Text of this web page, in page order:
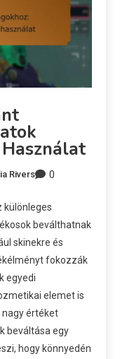
Rivers 0
különleges
beválthatnak
skinekre és
fokozzák
egyedi
elemet is
nagy értéket
beváltása egy
hogy könnyedén